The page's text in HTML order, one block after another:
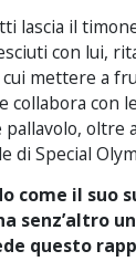
lascia il
con lui,
mettere a
collabora con
oltre
di Special
come il suo
senz’altro
questo